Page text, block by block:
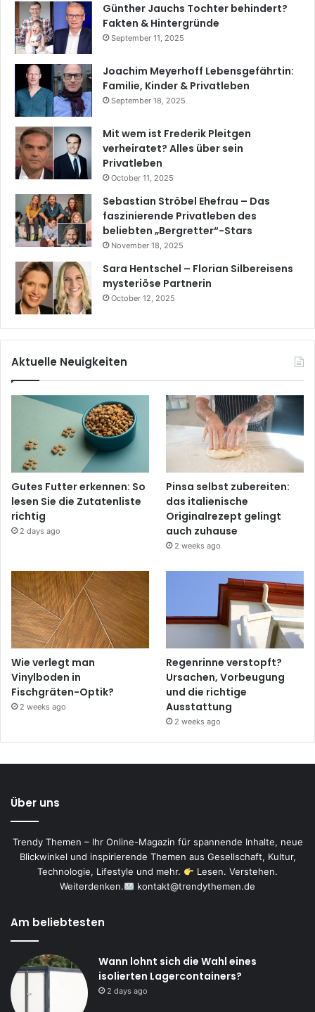
Günther Jauchs Tochter behindert?
Fakten & Hintergründe
September 11, 2025
Joachim Meyerhoff Lebensgefährtin:
Familie, Kinder & Privatleben
September 18, 2025
Mit wem ist Frederik Pleitgen
verheiratet? Alles über sein
Privatleben
October 11, 2025
Sebastian Ströbel Ehefrau – Das
faszinierende Privatleben des
beliebten „Bergretter“-Stars
November 18, 2025
Sara Hentschel – Florian Silbereisens
mysteriöse Partnerin
October 12, 2025
Aktuelle Neuigkeiten
Gutes Futter erkennen: So
lesen Sie die Zutatenliste
richtig
2 days ago
Pinsa selbst zubereiten:
das italienische
Originalrezept gelingt
auch zuhause
2 weeks ago
Wie verlegt man
Vinylboden in
Fischgräten-Optik?
2 weeks ago
Regenrinne verstopft?
Ursachen, Vorbeugung
und die richtige
Ausstattung
2 weeks ago
Über uns
Trendy Themen – Ihr Online-Magazin für spannende Inhalte, neue
Blickwinkel und inspirierende Themen aus Gesellschaft, Kultur,
Technologie, Lifestyle und mehr.
Lesen. Verstehen.
Weiterdenken.
kontakt@trendythemen.de
Am beliebtesten
Wann lohnt sich die Wahl eines
isolierten Lagercontainers?
2 days ago